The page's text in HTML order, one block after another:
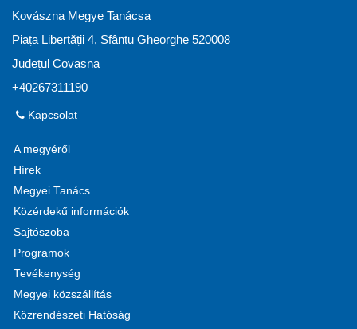
Kovászna Megye Tanácsa
Piața Libertății 4, Sfântu Gheorghe 520008
Județul Covasna
+40267311190
Kapcsolat
A megyéről
Hírek
Megyei Tanács
Közérdekű információk
Sajtószoba
Programok
Tevékenység
Megyei közszállítás
Közrendészeti Hatóság